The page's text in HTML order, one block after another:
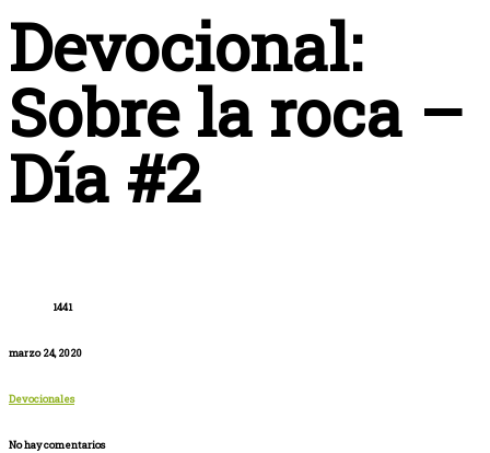
Devocional:
Sobre la roca –
Día #2
1441
marzo 24, 2020
Devocionales
No hay comentarios